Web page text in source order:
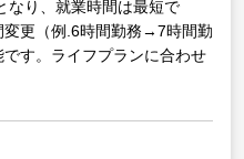
なり、就業時間は最短で
変更（例.6時間勤務→7時間勤
す。ライフプランに合わせ